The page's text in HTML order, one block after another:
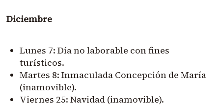
Diciembre
Lunes 7: Día no laborable con fines
turísticos.
Martes 8: Inmaculada Concepción de María
(inamovible).
Viernes 25: Navidad (inamovible).